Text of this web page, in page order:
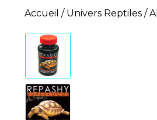
Accueil Univers Reptiles